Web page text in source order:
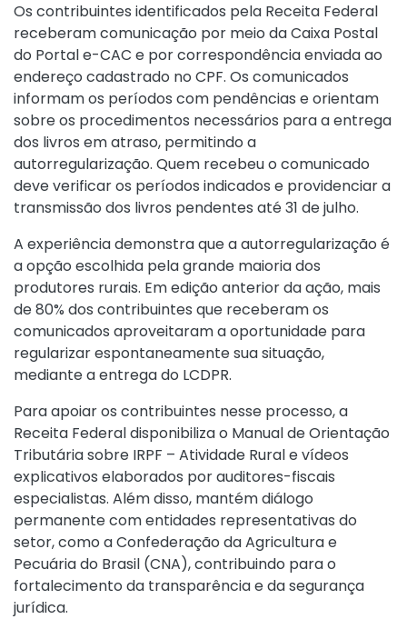
Os contribuintes identificados pela Receita Federal
receberam comunicação por meio da Caixa Postal
do Portal e-CAC e por correspondência enviada ao
endereço cadastrado no CPF. Os comunicados
informam os períodos com pendências e orientam
sobre os procedimentos necessários para a entrega
dos livros em atraso, permitindo a
autorregularização. Quem recebeu o comunicado
deve verificar os períodos indicados e providenciar a
transmissão dos livros pendentes até 31 de julho.
A experiência demonstra que a autorregularização é
a opção escolhida pela grande maioria dos
produtores rurais. Em edição anterior da ação, mais
de 80% dos contribuintes que receberam os
comunicados aproveitaram a oportunidade para
regularizar espontaneamente sua situação,
mediante a entrega do LCDPR.
Para apoiar os contribuintes nesse processo, a
Receita Federal disponibiliza o Manual de Orientação
Tributária sobre IRPF – Atividade Ruralevídeos
explicativos elaborados por auditores-fiscais
especialistas. Além disso, mantém diálogo
permanente com entidades representativas do
setor, como a Confederação da Agricultura e
Pecuária do Brasil (CNA), contribuindo para o
fortalecimento da transparência e da segurança
jurídica.